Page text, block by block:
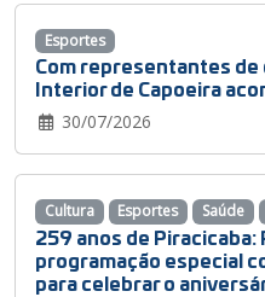
Com representantes de
Interior de Capoeira
30/07/2026
Esportes
259 anos de
programação especial
para celebrar o
Cultura Esportes Saúde